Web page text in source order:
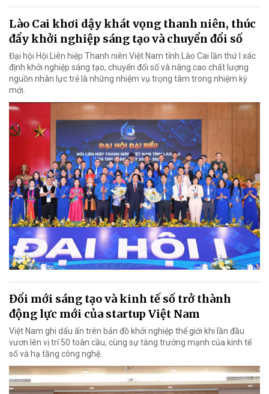
Lào Cai khơi dậy khát vọng thanh niên, thúc
đẩy khởi nghiệp sáng tạo và chuyển đổi số
Đại hội Hội Liên hiệp Thanh niên Việt Nam tỉnh Lào Cai lần thứ I xác
định khởi nghiệp sáng tạo, chuyển đổi số và nâng cao chất lượng
nguồn nhân lực trẻ là những nhiệm vụ trọng tâm trong nhiệm kỳ
mới.
Đổi mới sáng tạo và kinh tế số trở thành
động lực mới của startup Việt Nam
Việt Nam ghi dấu ấn trên bản đồ khởi nghiệp thế giới khi lần đầu
vươn lên vị trí 50 toàn cầu, cùng sự tăng trưởng mạnh của kinh tế
số và hạ tầng công nghệ.